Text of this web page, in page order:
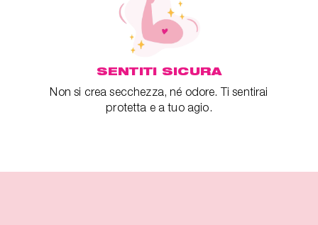
SENTITI SICURA
Non si crea secchezza, né odore. Ti sentirai
protetta e a tuo agio.